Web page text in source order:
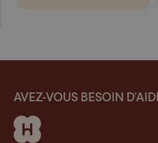
AVEZ-VOUS BESOIN